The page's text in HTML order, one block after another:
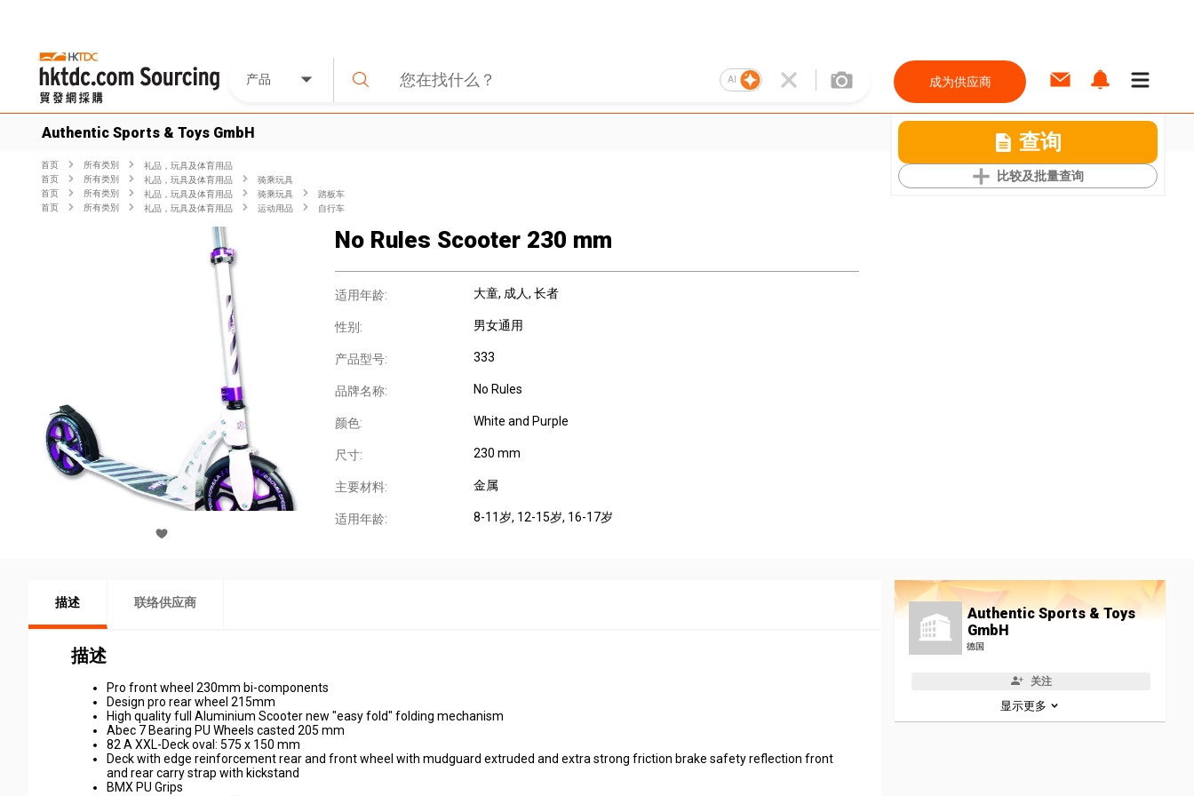
产品 AI 成为供应商
Authentic Sports & Toys GmbH 查询
比较及批量查询
首页 所有类別
礼品，玩具及体育用品
首页
所有类別 礼品，玩具及体育用品
骑乘玩具
首页
所有类別 礼品，玩具及体育用品 骑乘玩具
踏板车
首页
所有类別 礼品，玩具及体育用品 运动用品 自行车
No Rules Scooter 230 mm
适用年龄: 大童, 成人, 长者
性别: 男女通用
产品型号: 333
品牌名称: No Rules
颜色: White and Purple
尺寸: 230 mm
主要材料: 金属
适用年龄: 8-11岁, 12-15岁, 16-17岁
描述 联络供应商
描述
Pro front wheel 230mm bi-components
Design pro rear wheel 215mm
High quality full Aluminium Scooter new "easy fold" folding mechanism
Abec 7 Bearing PU Wheels casted 205 mm
82 A XXL-Deck oval: 575 x 150 mm
Deck with edge reinforcement rear and front wheel with mudguard extruded and extra strong friction brake safety reflection front
and rear carry strap with kickstand
BMX PU Grips
Authentic Sports & Toys
GmbH
德国
关注
显示更多